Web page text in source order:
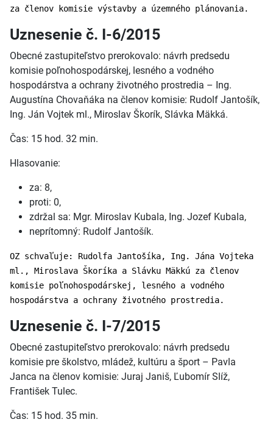
za členov komisie výstavby a územného plánovania.
Uznesenie č. I-6/2015
Obecné zastupiteľstvo prerokovalo: návrh predsedu
komisie poľnohospodárskej, lesného a vodného
hospodárstva a ochrany životného prostredia – Ing.
Augustína Chovaňáka na členov komisie: Rudolf Jantošík,
Ing. Ján Vojtek ml., Miroslav Škorík, Slávka Mäkká.
Čas: 15 hod. 32 min.
Hlasovanie:
za: 8,
proti: 0,
zdržal sa: Mgr. Miroslav Kubala, Ing. Jozef Kubala,
neprítomný: Rudolf Jantošík.
OZ schvaľuje: Rudolfa Jantošíka, Ing. Jána Vojteka
ml., Miroslava Škoríka a Slávku Mäkkú za členov
komisie poľnohospodárskej, lesného a vodného
hospodárstva a ochrany životného prostredia.
Uznesenie č. I-7/2015
Obecné zastupiteľstvo prerokovalo: návrh predsedu
komisie pre školstvo, mládež, kultúru a šport – Pavla
Janca na členov komisie: Juraj Janiš, Ľubomír Slíž,
František Tulec.
Čas: 15 hod. 35 min.